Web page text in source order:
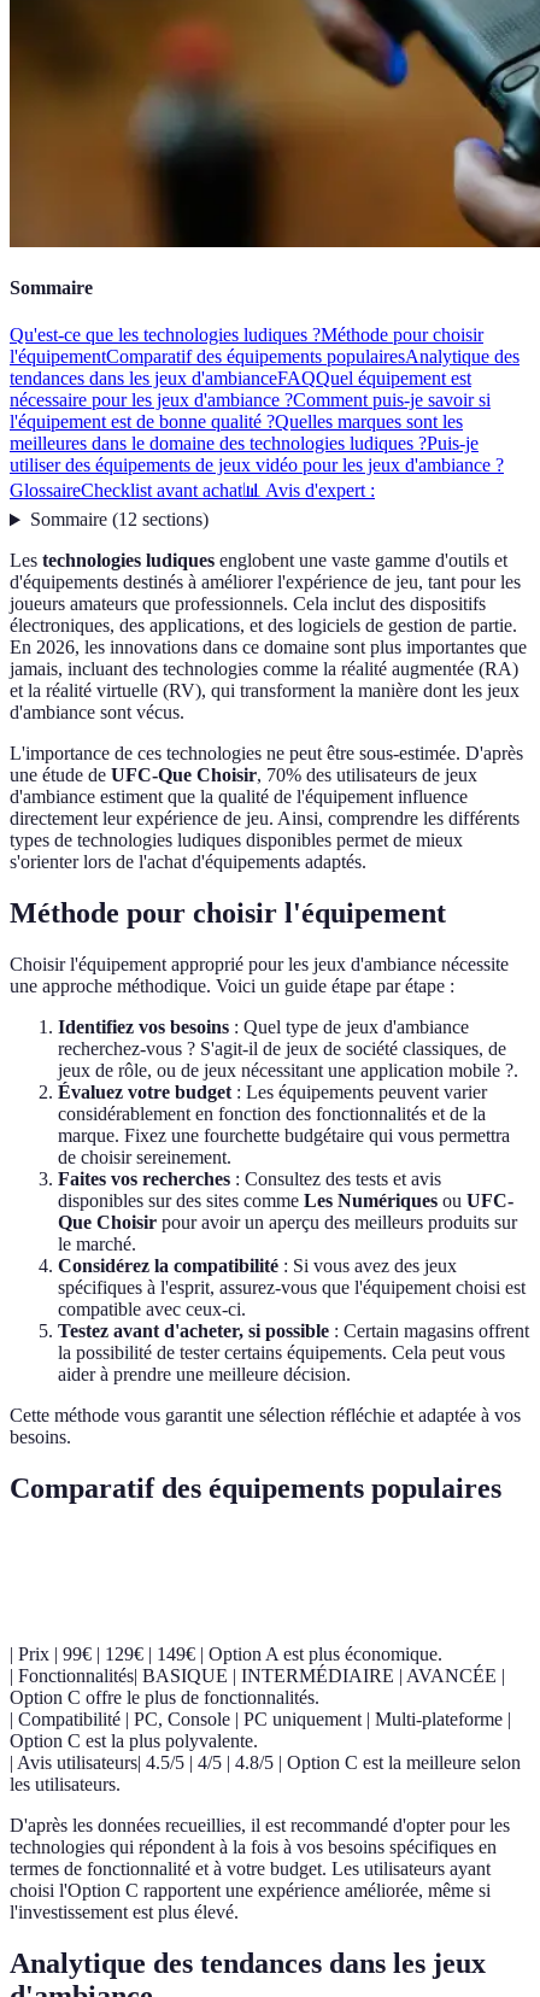
Sommaire
Qu'est-ce que les technologies ludiques ?Méthode pour choisir
l'équipementComparatif des équipements populairesAnalytique des
tendances dans les jeux d'ambianceFAQQuel équipement est
nécessaire pour les jeux d'ambiance ?Comment puis-je savoir si
l'équipement est de bonne qualité ?Quelles marques sont les
meilleures dans le domaine des technologies ludiques ?Puis-je
utiliser des équipements de jeux vidéo pour les jeux d'ambiance ?
GlossaireChecklist avant achat📊 Avis d'expert :
Sommaire(12 sections)
Les technologies ludiques englobent une vaste gamme d'outils et
d'équipements destinés à améliorer l'expérience de jeu, tant pour les
joueurs amateurs que professionnels. Cela inclut des dispositifs
électroniques, des applications, et des logiciels de gestion de partie.
En 2026, les innovations dans ce domaine sont plus importantes que
jamais, incluant des technologies comme la réalité augmentée (RA)
et la réalité virtuelle (RV), qui transforment la manière dont les jeux
d'ambiance sont vécus.
L'importance de ces technologies ne peut être sous-estimée. D'après
une étude de UFC-Que Choisir, 70% des utilisateurs de jeux
d'ambiance estiment que la qualité de l'équipement influence
directement leur expérience de jeu. Ainsi, comprendre les différents
types de technologies ludiques disponibles permet de mieux
s'orienter lors de l'achat d'équipements adaptés.
Méthode pour choisir l'équipement
Choisir l'équipement approprié pour les jeux d'ambiance nécessite
une approche méthodique. Voici un guide étape par étape :
Identifiez vos besoins : Quel type de jeux d'ambiance
recherchez-vous ? S'agit-il de jeux de société classiques, de
jeux de rôle, ou de jeux nécessitant une application mobile ?.
Évaluez votre budget : Les équipements peuvent varier
considérablement en fonction des fonctionnalités et de la
marque. Fixez une fourchette budgétaire qui vous permettra
de choisir sereinement.
Faites vos recherches : Consultez des tests et avis
disponibles sur des sites comme Les Numériques ou UFC-
Que Choisir pour avoir un aperçu des meilleurs produits sur
le marché.
Considérez la compatibilité : Si vous avez des jeux
spécifiques à l'esprit, assurez-vous que l'équipement choisi est
compatible avec ceux-ci.
Testez avant d'acheter, si possible : Certain magasins offrent
la possibilité de tester certains équipements. Cela peut vous
aider à prendre une meilleure décision.
Cette méthode vous garantit une sélection réfléchie et adaptée à vos
besoins.
Comparatif des équipements populaires
| Prix | 99€ | 129€ | 149€ | Option A est plus économique.
| Fonctionnalités| BASIQUE | INTERMÉDIAIRE | AVANCÉE |
Option C offre le plus de fonctionnalités.
| Compatibilité | PC, Console | PC uniquement | Multi-plateforme |
Option C est la plus polyvalente.
| Avis utilisateurs| 4.5/5 | 4/5 | 4.8/5 | Option C est la meilleure selon
les utilisateurs.
D'après les données recueillies, il est recommandé d'opter pour les
technologies qui répondent à la fois à vos besoins spécifiques en
termes de fonctionnalité et à votre budget. Les utilisateurs ayant
choisi l'Option C rapportent une expérience améliorée, même si
l'investissement est plus élevé.
Analytique des tendances dans les jeux